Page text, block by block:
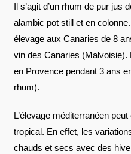
Il s’agit d’un rhum de pur jus
alambic pot still et en
élevage aux Canaries de 8
vin des Canaries (Malvoisie).
en Provence pendant 3 ans
rhum).
L’élevage méditerranéen
tropical. En effet, les
chauds et secs avec des